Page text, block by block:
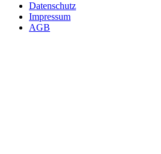
Datenschutz
Impressum
AGB